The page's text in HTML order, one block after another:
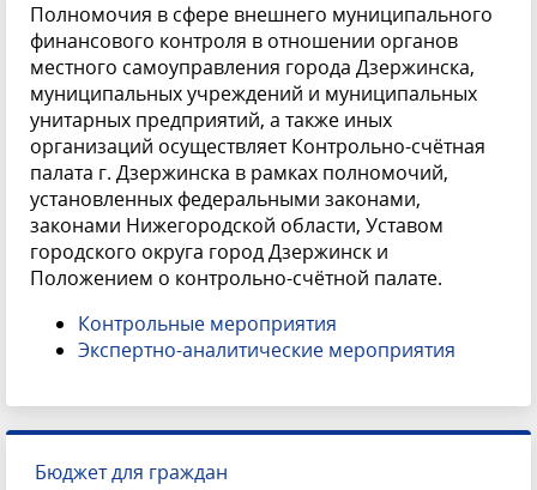
Полномочия в сфере внешнего муниципального
финансового контроля в отношении органов
местного самоуправления города Дзержинска,
муниципальных учреждений и муниципальных
унитарных предприятий, а также иных
организаций осуществляет Контрольно-счётная
палата г. Дзержинска в рамках полномочий,
установленных федеральными законами,
законами Нижегородской области, Уставом
городского округа город Дзержинск и
Положением о контрольно-счётной палате.
Контрольные мероприятия
Экспертно-аналитические мероприятия
Бюджет для граждан